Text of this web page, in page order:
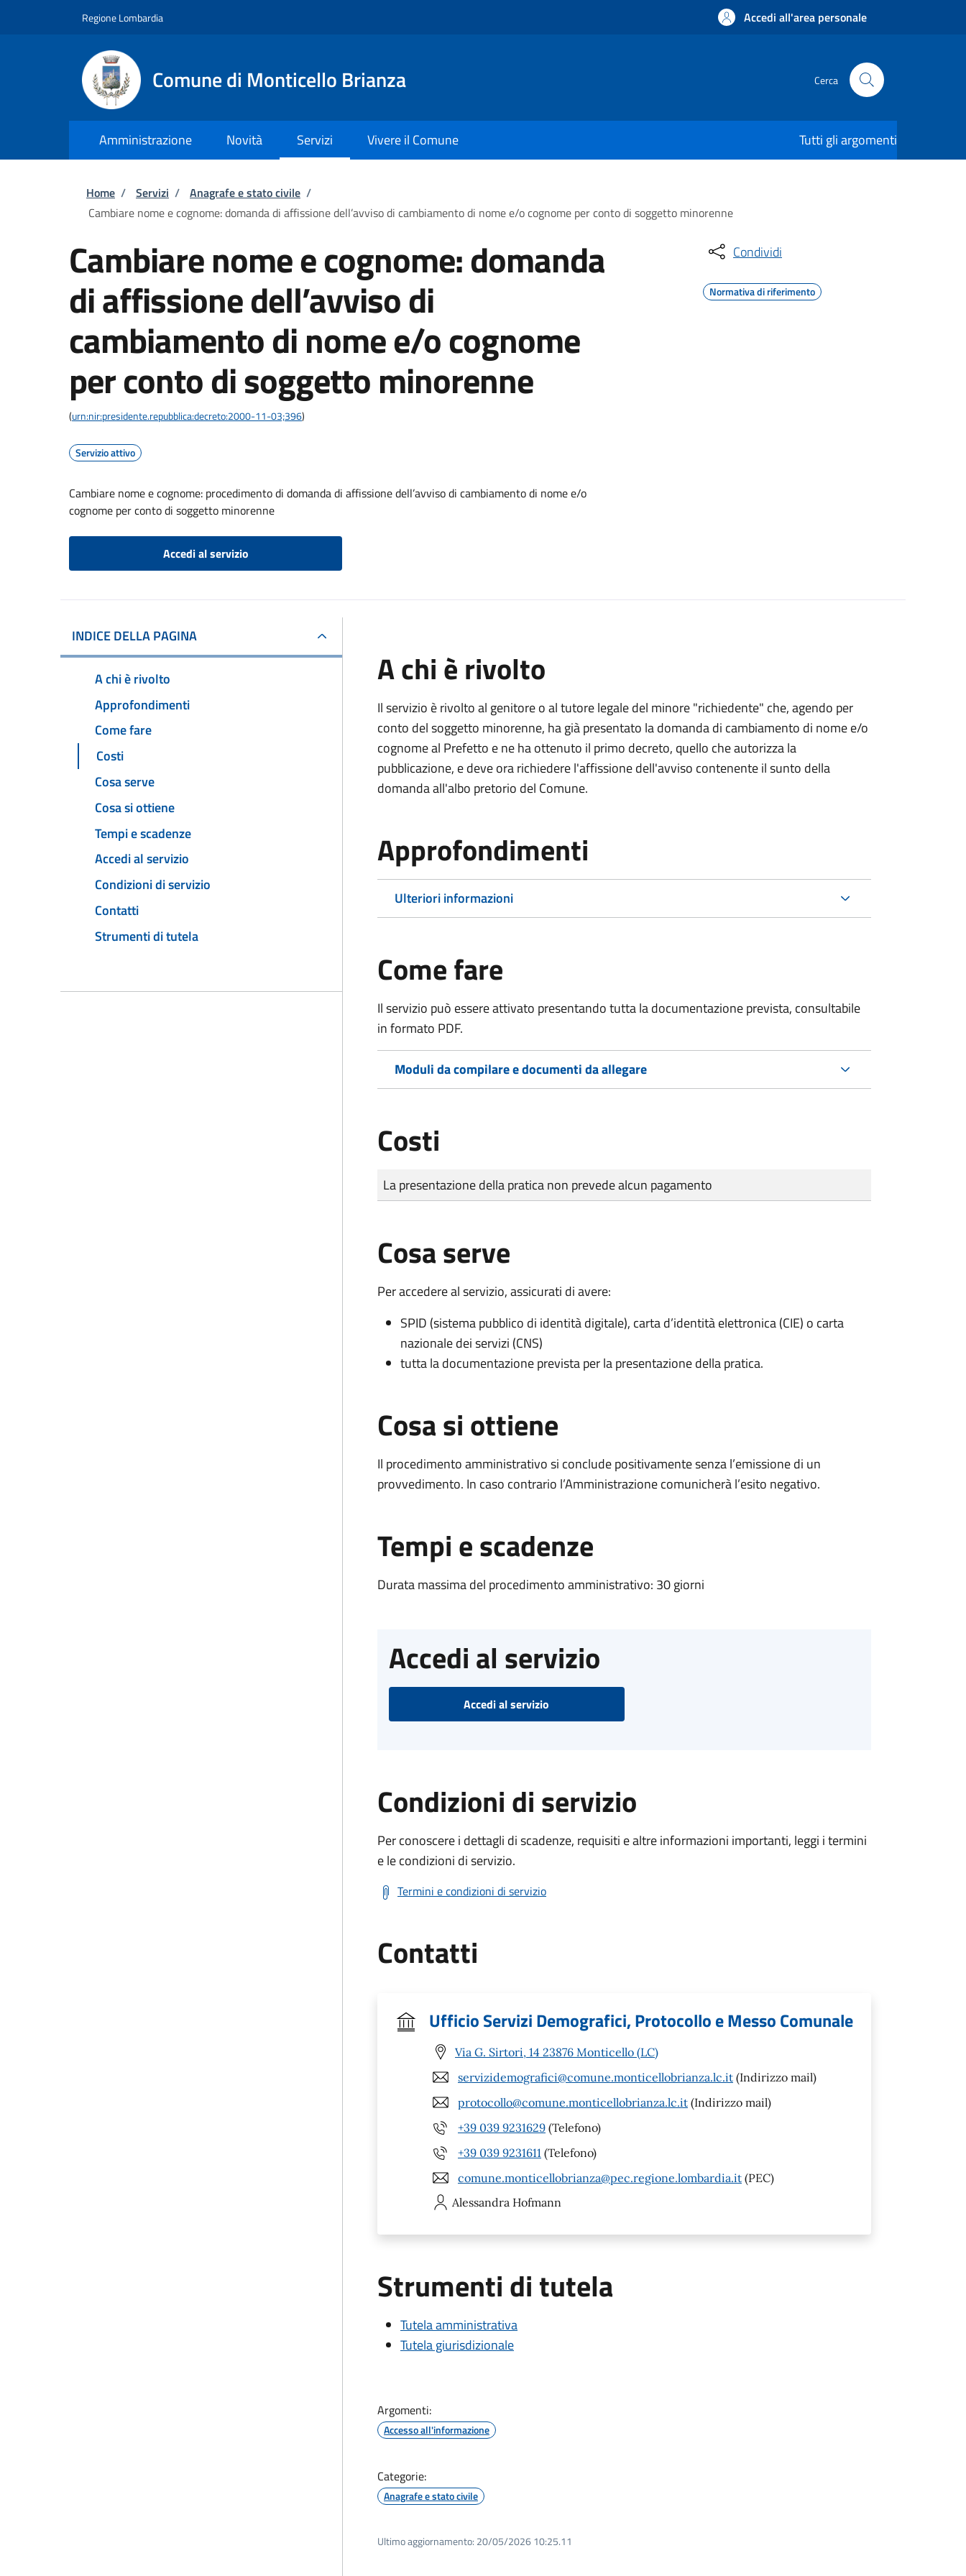
Regione Lombardia Accedi all'area personale
Comune di Monticello Brianza Cerca
Amministrazione Novità Servizi Vivere il Comune Tutti gli argomenti
Briciole di pane
Home / Servizi / Anagrafe e stato civile /
Cambiare nome e cognome: domanda di affissione dell’avviso di cambiamento di nome e/o cognome per conto di soggetto minorenne
Cambiare nome e cognome: domanda
di affissione dell’avviso di
cambiamento di nome e/o cognome
per conto di soggetto minorenne
(urn:nir:presidente.repubblica:decreto:2000-11-03;396)
Servizio attivo
Cambiare nome e cognome: procedimento di domanda di affissione dell’avviso di cambiamento di nome e/o
cognome per conto di soggetto minorenne
Accedi al servizio
Condividi
Normativa di riferimento
INDICE DELLA PAGINA
A chi è rivolto
Approfondimenti
Come fare
Costi
Cosa serve
Cosa si ottiene
Tempi e scadenze
Accedi al servizio
Condizioni di servizio
Contatti
Strumenti di tutela
A chi è rivolto
Il servizio è rivolto al genitore o al tutore legale del minore "richiedente" che, agendo per
conto del soggetto minorenne, ha già presentato la domanda di cambiamento di nome e/o
cognome al Prefetto e ne ha ottenuto il primo decreto, quello che autorizza la
pubblicazione, e deve ora richiedere l'affissione dell'avviso contenente il sunto della
domanda all'albo pretorio del Comune.
Approfondimenti
Ulteriori informazioni
Come fare
Il servizio può essere attivato presentando tutta la documentazione prevista, consultabile
in formato PDF.
Moduli da compilare e documenti da allegare
Costi
Tipo di pagamento
Importo
La presentazione della pratica non prevede alcun pagamento
Cosa serve
Per accedere al servizio, assicurati di avere:
SPID (sistema pubblico di identità digitale), carta d’identità elettronica (CIE) o carta
nazionale dei servizi (CNS)
tutta la documentazione prevista per la presentazione della pratica.
Cosa si ottiene
Il procedimento amministrativo si conclude positivamente senza l’emissione di un
provvedimento. In caso contrario l’Amministrazione comunicherà l’esito negativo.
Tempi e scadenze
Durata massima del procedimento amministrativo: 30 giorni
Accedi al servizio
Accedi al servizio
Condizioni di servizio
Per conoscere i dettagli di scadenze, requisiti e altre informazioni importanti, leggi i termini
e le condizioni di servizio.
Termini e condizioni di servizio
Contatti
Ufficio Servizi Demografici, Protocollo e Messo Comunale
Via G. Sirtori, 14 23876 Monticello (LC)
servizidemografici@comune.monticellobrianza.lc.it (Indirizzo mail)
protocollo@comune.monticellobrianza.lc.it (Indirizzo mail)
+39 039 9231629 (Telefono)
+39 039 9231611 (Telefono)
comune.monticellobrianza@pec.regione.lombardia.it (PEC)
Alessandra Hofmann
Strumenti di tutela
Tutela amministrativa
Tutela giurisdizionale
Argomenti:
Accesso all'informazione
Categorie:
Anagrafe e stato civile
Ultimo aggiornamento: 20/05/2026 10:25.11